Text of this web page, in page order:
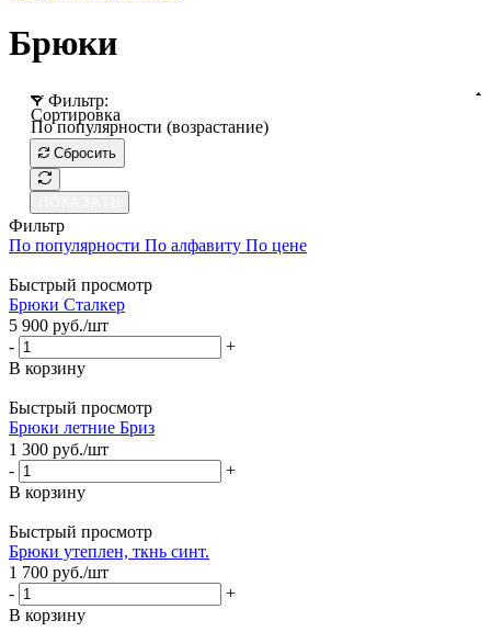
Брюки
Фильтр:
Сортировка
По популярности (возрастание)
Сбросить
Фильтр
По популярности По алфавиту По цене
Быстрый просмотр
Брюки Сталкер
5 900 руб./шт
-
+
В корзину
Быстрый просмотр
Брюки летние Бриз
1 300 руб./шт
-
+
В корзину
Быстрый просмотр
Брюки утеплен, ткнь синт.
1 700 руб./шт
-
+
В корзину